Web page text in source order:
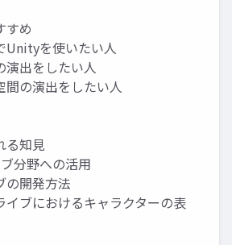
すめ
Unityを使いたい人
演出をしたい人
間の演出をしたい人
る知見
分野への活用
の開発方法
イブにおけるキャラクターの表